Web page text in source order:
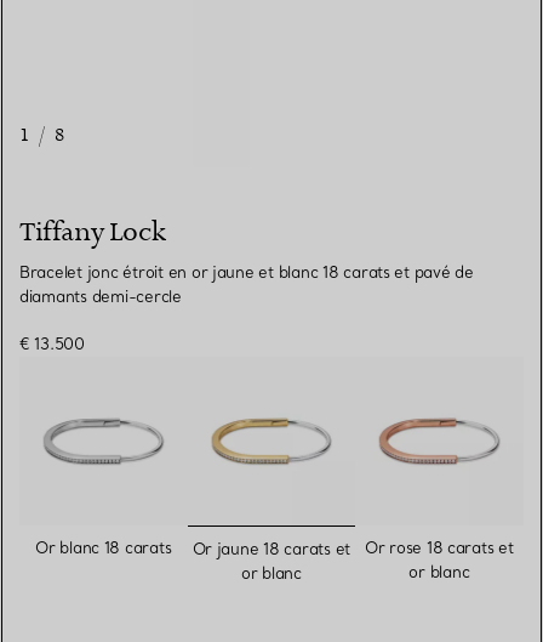
1 / 8
Tiffany Lock
Bracelet jonc étroit en or jaune et blanc 18 carats et pavé de
diamants demi-cercle
€ 13.500
Or blanc 18 carats sélectionnés
Or jaune 18 carats et
or blanc
Or rose 18 carats et
or blanc